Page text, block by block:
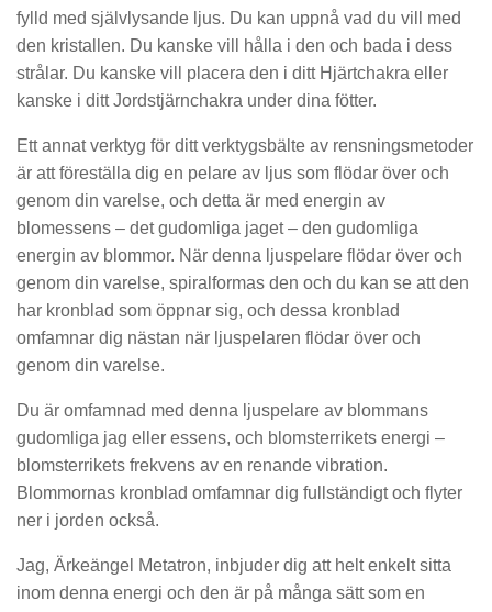
fylld med självlysande ljus. Du kan uppnå vad du vill med
den kristallen. Du kanske vill hålla i den och bada i dess
strålar. Du kanske vill placera den i ditt Hjärtchakra eller
kanske i ditt Jordstjärnchakra under dina fötter.
Ett annat verktyg för ditt verktygsbälte av rensningsmetoder
är att föreställa dig en pelare av ljus som flödar över och
genom din varelse, och detta är med energin av
blomessens – det gudomliga jaget – den gudomliga
energin av blommor. När denna ljuspelare flödar över och
genom din varelse, spiralformas den och du kan se att den
har kronblad som öppnar sig, och dessa kronblad
omfamnar dig nästan när ljuspelaren flödar över och
genom din varelse.
Du är omfamnad med denna ljuspelare av blommans
gudomliga jag eller essens, och blomsterrikets energi –
blomsterrikets frekvens av en renande vibration.
Blommornas kronblad omfamnar dig fullständigt och flyter
ner i jorden också.
Jag, Ärkeängel Metatron, inbjuder dig att helt enkelt sitta
inom denna energi och den är på många sätt som en